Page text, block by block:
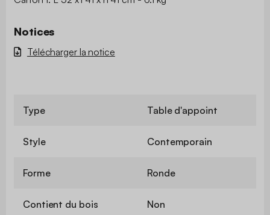
Notices
Télécharger la notice
Type Table d'appoint
Style Contemporain
Forme Ronde
Contient du bois Non